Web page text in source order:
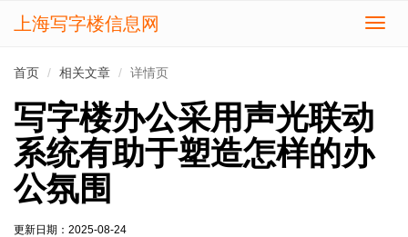
切
上海写字楼信息网
首页 相关文章 详情页
写字楼办公采用声光联动
系统有助于塑造怎样的办
公氛围
更新日期： 2025-08-24